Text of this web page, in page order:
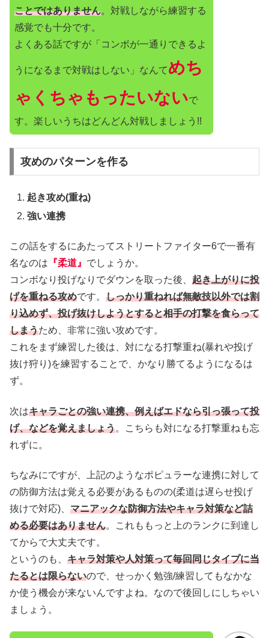
ことではありません。対戦しながら練習する
感覚でも十分です。
よくある話ですが「コンボが一通りできるよ
うになるまで対戦はしない」なんてめち
ゃくちゃもったいないで
す。楽しいうちはどんどん対戦しましょう!!
攻めのパターンを作る
起き攻め(重ね)
強い連携
この話をするにあたってストリートファイター6で一番有
名なのは 『柔道』 でしょうか。
コンボなり投げなりでダウンを取った後、 起き上がりに投
げを重ねる攻めです。 しっかり重ねれば無敵技以外では割
り込めず、投げ抜けしようとすると相手の打撃を食らって
しまうため、非常に強い攻めです。
これをまず練習した後は、対になる打撃重ね(暴れや投げ
抜け狩り)を練習することで、かなり勝てるようになるは
ず。
次はキャラごとの強い連携、例えばエドなら引っ張って投
げ、などを覚えましょう。こちらも対になる打撃重ねも忘
れずに。
ちなみにですが、上記のようなポピュラーな連携に対して
の防御方法は覚える必要があるものの(柔道は遅らせ投げ
抜けで対応)、 マニアックな防御方法やキャラ対策など詰
める必要はありません。これももっと上のランクに到達し
てからで大丈夫です。
というのも、 キャラ対策や人対策って毎回同じタイプに当
たるとは限らないので、せっかく勉強/練習してもなかな
か使う機会が来ないんですよね。なので後回しにしちゃい
ましょう。